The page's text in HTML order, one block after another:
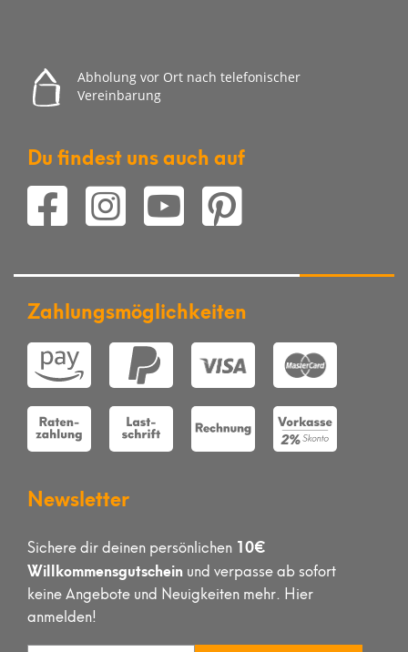
Abholung vor Ort nach telefonischer
Vereinbarung
Du findest uns auch auf
Zahlungsmöglichkeiten
Newsletter
Sichere dir deinen persönlichen 10€
Willkommensgutschein und verpasse ab sofort
keine Angebote und Neuigkeiten mehr. Hier
anmelden!